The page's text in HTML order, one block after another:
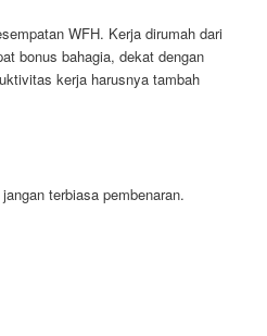
WFH. Kerja dirumah dari
bonus bahagia, dekat dengan
kerja harusnya tambah
terbiasa pembenaran.